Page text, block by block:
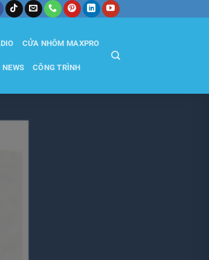
CỬA NHÔM MAXPRO
NEWS CÔNG TRÌNH